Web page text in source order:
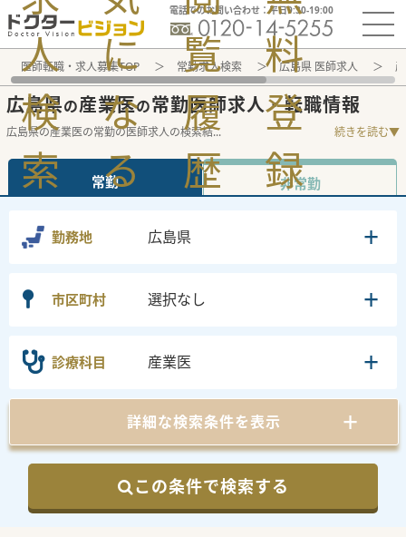
電話でのお問い合わせ：平日9:30-19:00
人
検
索
に
な
る
覧
履
歴
料
登
録
医師転職・求人募集TOP 常勤求人検索 広島県 医師求人
広島県の産業医の常勤医師求人・転職情報
広島県の産業医の常勤の医師求人の検索結... 続きを読む▼
常勤 非常勤
勤務地 広島県
市区町村 選択なし
診療科目 産業医
詳細な検索条件を表示
この条件で検索する